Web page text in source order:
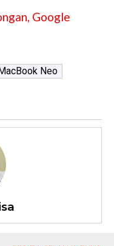
Google
MacBook Neo